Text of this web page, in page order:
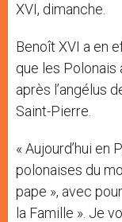
XVI, dimanche.
Benoît XVI a en
que les Polonais
après l’angélus
Saint-Pierre.
« Aujourd’hui en
polonaises du
pape », avec
la Famille ». Je